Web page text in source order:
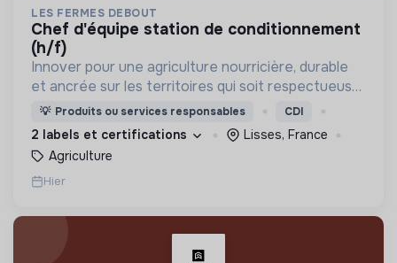
LES FERMES DEBOUT
chef d'équipe station de conditionnement
(h/f)
Innover pour une agriculture nourricière, durable
et ancrée sur les territoires qui soit respectueuse
de l'humain et des écosystèmes
💡 Produits ou services responsables CDI
2 labels et certifications
Lisses, France
Agriculture
Hier